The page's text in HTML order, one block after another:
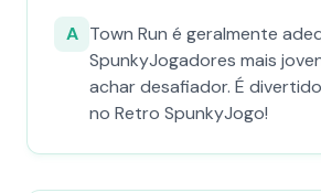
A Town Run é geralmente
SpunkyJogadores mais
achar desafiador. É
no Retro SpunkyJogo!